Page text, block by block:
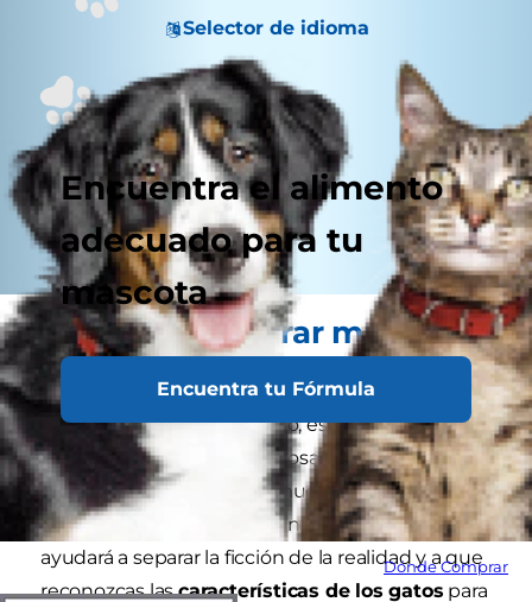
Selector de idioma
Encuentra el alimento
adecuado para tu
mascota
Encuentra tu Fórmula
Dónde Comprar
Hay que desterrar muchos
falsos mitos sobre los gatos
Ahora que tienes a tu gatito, es posible que
recuerdes muchas de las cosas que has oído
sobre los gatos. Pero hay muchos mitos y
cuentos sobre ellos que son falsos. Esta lista te
ayudará a separar la ficción de la realidad y a que
reconozcas lascaracterísticas de los gatos para